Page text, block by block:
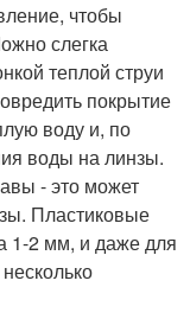
чтобы
слегка
теплой струи
покрытие
воду и, по
воды на линзы.
- это может
Пластиковые
1-2 мм, и даже для